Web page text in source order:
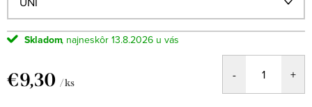
Skladom 13.8.2026
€9,30 / ks